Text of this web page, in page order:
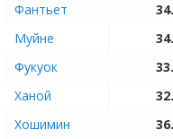
Фантьет
Муйне
Фукуок
Ханой
Хошимин